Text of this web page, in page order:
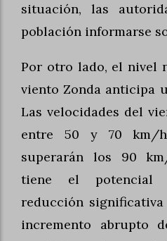
situación, las
población informarse
Por otro lado, el nivel
viento Zonda anticipa
Las velocidades del
entre 50 y 70 km/
superarán los 90
tiene el potencial
reducción
incremento abrupto